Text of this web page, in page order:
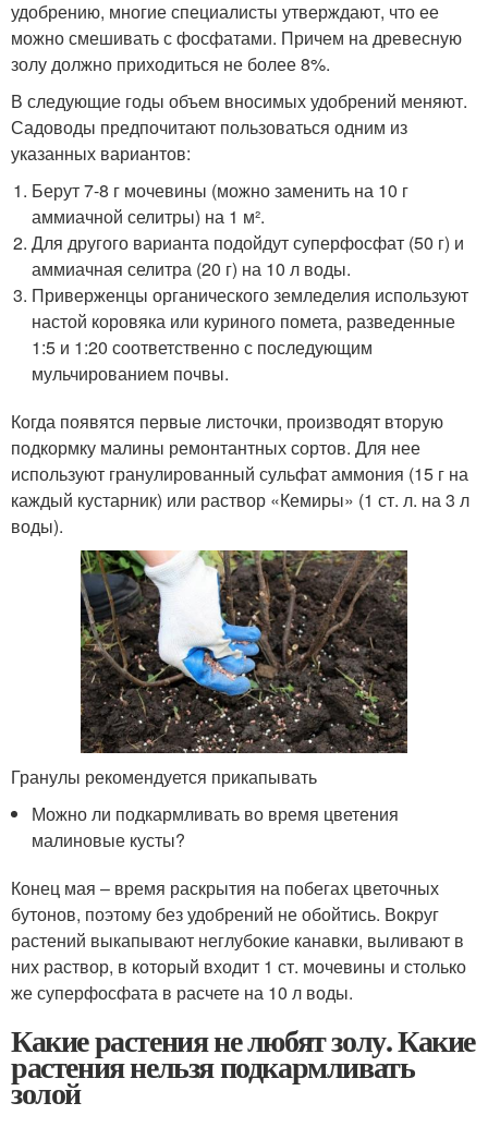
удобрению, многие специалисты утверждают, что ее
можно смешивать с фосфатами. Причем на древесную
золу должно приходиться не более 8%.
В следующие годы объем вносимых удобрений меняют.
Садоводы предпочитают пользоваться одним из
указанных вариантов:
Берут 7-8 г мочевины (можно заменить на 10 г
аммиачной селитры) на 1 м².
Для другого варианта подойдут суперфосфат (50 г) и
аммиачная селитра (20 г) на 10 л воды.
Приверженцы органического земледелия используют
настой коровяка или куриного помета, разведенные
1:5 и 1:20 соответственно с последующим
мульчированием почвы.
Когда появятся первые листочки, производят вторую
подкормку малины ремонтантных сортов. Для нее
используют гранулированный сульфат аммония (15 г на
каждый кустарник) или раствор «Кемиры» (1 ст. л. на 3 л
воды).
Гранулы рекомендуется прикапывать
Можно ли подкармливать во время цветения
малиновые кусты?
Конец мая – время раскрытия на побегах цветочных
бутонов, поэтому без удобрений не обойтись. Вокруг
растений выкапывают неглубокие канавки, выливают в
них раствор, в который входит 1 ст. мочевины и столько
же суперфосфата в расчете на 10 л воды.
Какие растения не любят золу. Какие
растения нельзя подкармливать
золой